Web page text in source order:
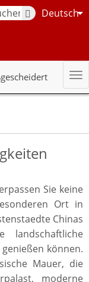
Deutsch
Sie keine
Ort in
Chinas
landschaftliche
können.
Mauer, die
moderne